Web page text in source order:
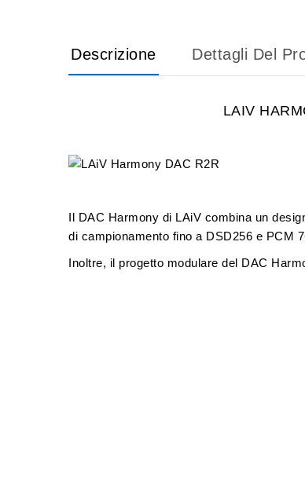
Descrizione Dettagli Del
LAIV
Il DAC Harmony di LAiV combina un
di campionamento fino a DSD256 e PCM
Inoltre, il progetto modulare del DAC